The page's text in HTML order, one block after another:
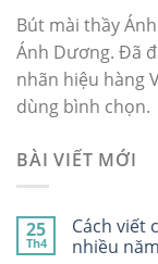
Bút mài thầy
Ánh Dương. Đã
nhãn hiệu hàng
dùng bình chọn.
BÀI VIẾT MỚI
25
Th4
Cách viết
nhiều